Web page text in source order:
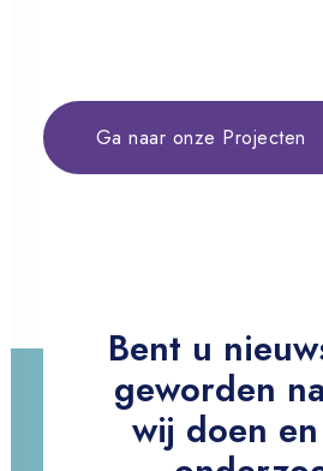
Ga naar onze Projecten
Bent u
geworden
wij doen